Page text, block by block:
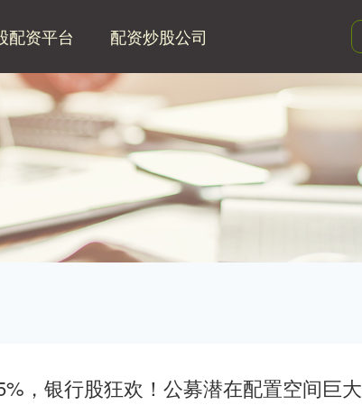
配资平台 配资炒股公司
，银行股狂欢！公募潜在配置空间巨大